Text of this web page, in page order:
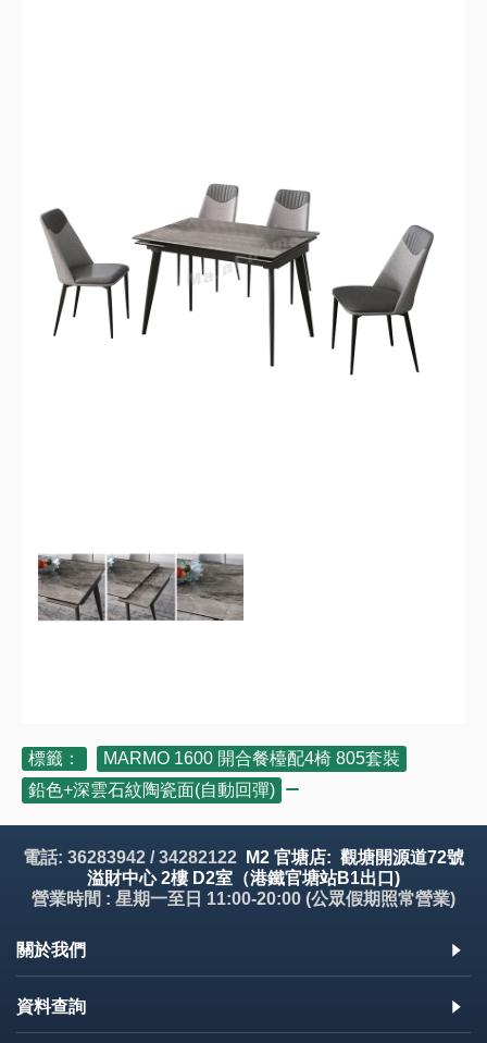
標籤： MARMO 1600 開合餐檯配4椅 805套裝
鉛色+深雲石紋陶瓷面(自動回彈)
電話: 36283942 / 34282122
M2 官塘店: 觀塘開源道72號
溢財中心 2樓 D2室（港鐵官塘站B1出口)
營業時間 : 星期一至日 11:00-20:00 (公眾假期照常營業)
關於我們
資料查詢